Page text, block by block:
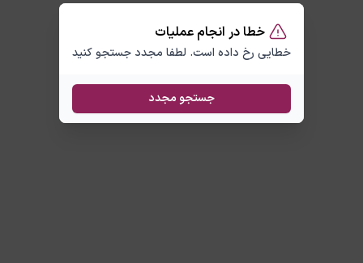
خطا در انجام عملیات
خطایی رخ داده است. لطفا مجدد جستجو کنید
جستجو مجدد